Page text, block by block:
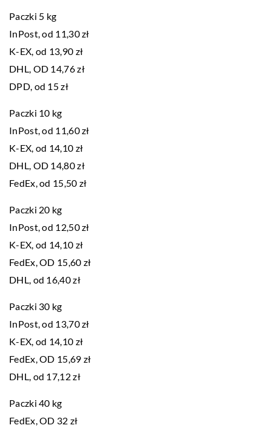
Paczki 5 kg
InPost, od 11,30 zł
K-EX, od 13,90 zł
DHL, OD 14,76 zł
DPD, od 15 zł
Paczki 10 kg
InPost, od 11,60 zł
K-EX, od 14,10 zł
DHL, OD 14,80 zł
FedEx, od 15,50 zł
Paczki 20 kg
InPost, od 12,50 zł
K-EX, od 14,10 zł
FedEx, OD 15,60 zł
DHL, od 16,40 zł
Paczki 30 kg
InPost, od 13,70 zł
K-EX, od 14,10 zł
FedEx, OD 15,69 zł
DHL, od 17,12 zł
Paczki 40 kg
FedEx, OD 32 zł